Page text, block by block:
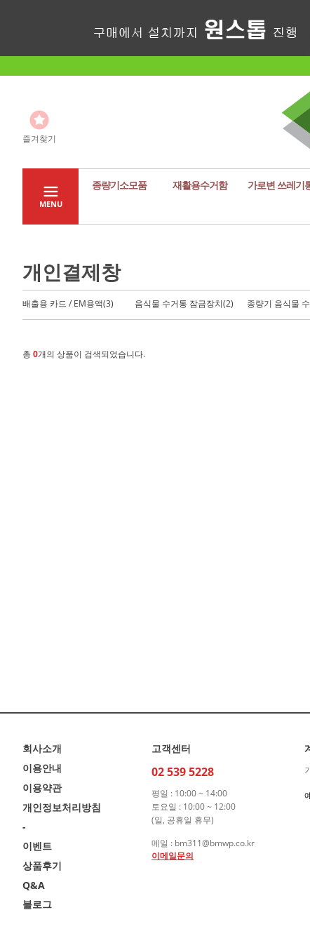
즐겨찾기
MENU
종량기소모품 재활용수거함 가로변 쓰레기
개인결제창
배출용 카드 / EM용액(3) 음식물 수거통 잠금장치(2) 종량기 음식물
총 0개의 상품이 검색되었습니다.
회사소개
이용안내
이용약관
개인정보처리방침
-
이벤트
상품후기
Q&A
블로그
고객센터
02 539 5228
평일 : 10:00 ~ 14:00
토요일 : 10:00 ~ 12:00
(일, 공휴일 휴무)
메일 : bm311@bmwp.co.kr
이메일문의